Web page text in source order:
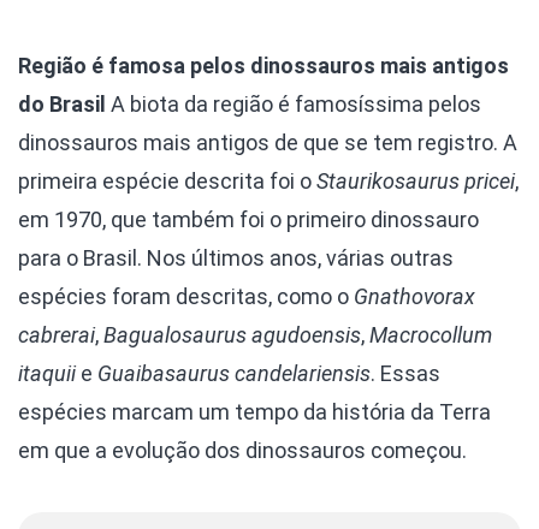
Região é famosa pelos dinossauros mais antigos
do Brasil A biota da região é famosíssima pelos
dinossauros mais antigos de que se tem registro. A
primeira espécie descrita foi oStaurikosaurus pricei,
em 1970, que também foi o primeiro dinossauro
para o Brasil. Nos últimos anos, várias outras
espécies foram descritas, como o Gnathovorax
cabrerai,Bagualosaurus agudoensis,Macrocollum
itaquiie Guaibasaurus candelariensis. Essas
espécies marcam um tempo da história da Terra
em que a evolução dos dinossauros começou.